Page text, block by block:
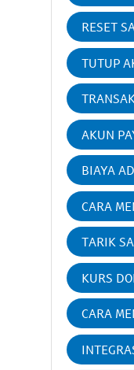
RESET
TUTUP
AKUN
BIAYA
CARA
TARIK
KURS
CARA